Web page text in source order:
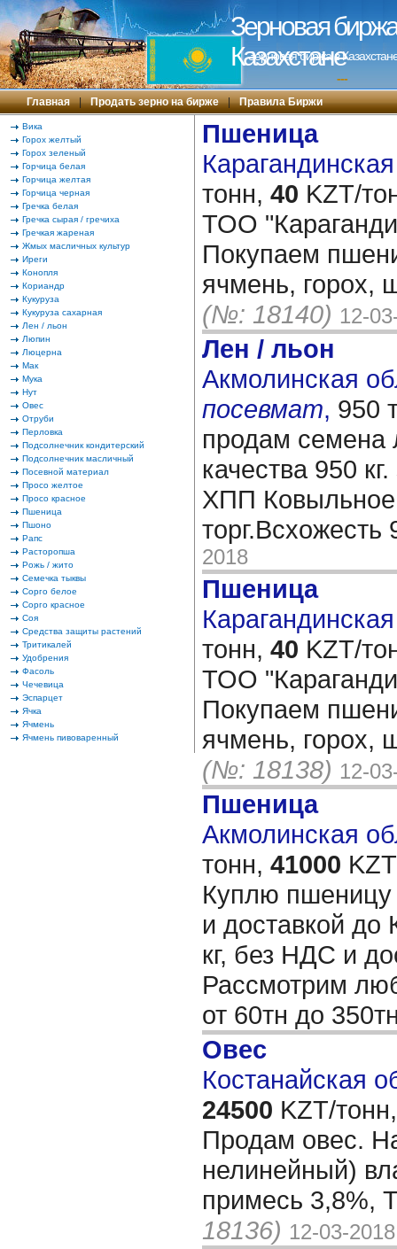
Зерновая
Казахстане
Зерновая биржа в
---
Главная | Продать зерно на бирже | Правила Биржи
Вика
Горох желтый
Горох зеленый
Горчица белая
Горчица желтая
Горчица черная
Гречка белая
Гречка сырая / гречиха
Гречкая жареная
Жмых масличных культур
Иреги
Конопля
Кориандр
Кукуруза
Кукуруза сахарная
Лен / льон
Люпин
Люцерна
Мак
Мука
Нут
Овес
Отруби
Перловка
Подсолнечник кондитерский
Подсолнечник масличный
Посевной материал
Просо желтое
Просо красное
Пшеница
Пшоно
Рапс
Расторопша
Рожь / жито
Семечка тыквы
Сорго белое
Сорго красное
Соя
Средства защиты растений
Тритикалей
Удобрения
Фасоль
Чечевица
Эспарцет
Ячка
Ячмень
Ячмень пивоваренный
Пшеница
тонн, 40 KZT/
ТОО
Покупаем
ячмень, горох,
(№: 18140) 12-
Лен / льон
Акмолинская
посевмат, 950
продам семена
качества 950
ХПП Ковыльное
2018
Пшеница
тонн, 40 KZT/
ТОО
Покупаем
ячмень, горох,
(№: 18138) 12-
Пшеница
Акмолинская
тонн, 41000
Куплю
и доставкой до
кг, без НДС и
Рассмотрим
от 60тн до
Овес
Костанайская
24500 KZT/тонн,
Продам овес.
нелинейный)
примесь
18136) 12-03-2018